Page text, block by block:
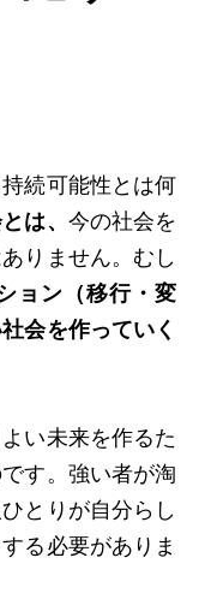
続可能性とは何
は、 今の社会を
りません。むし
ョン（移行・変
会を作っていく
い未来を作るた
す。強い者が淘
とりが自分らし
る必要がありま